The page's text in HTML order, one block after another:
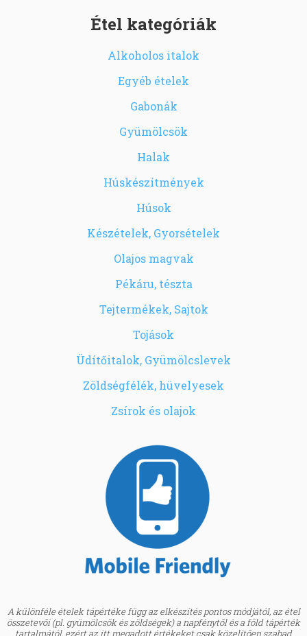
Étel kategóriák
Alkoholos italok
Egyéb ételek
Gabonák
Gyümölcsök
Halak
Húskészítmények
Húsok
Készételek, Gyorsételek
Olajos magvak
Pékáru, tészta
Tejtermékek, Sajtok
Tojások
Üdítőitalok, Gyümölcslevek
Zöldségfélék, hüvelyesek
Zsírok és olajok
A különféle ételek tápértéke függ az elkészítés pontos módjától, az étel
összetevői (pl. gyümölcsök és zöldségek) a napfénytől és a föld tápérték
tartalmától, ezért az itt megadott értékeket csak közelítően szabad